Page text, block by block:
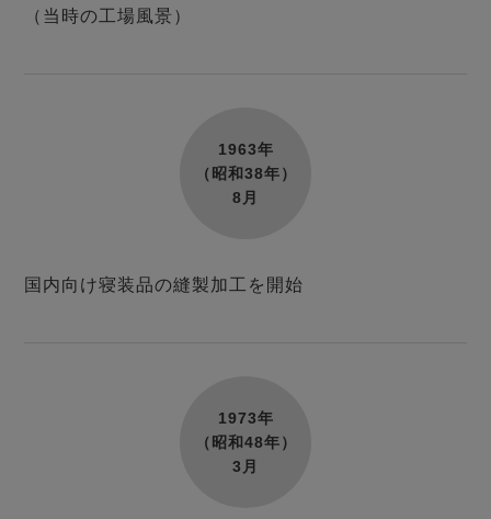
（当時の工場風景）
1963年
（昭和38年）
8月
国内向け寝装品の縫製加工を開始
1973年
（昭和48年）
3月